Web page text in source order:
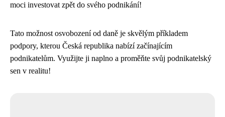
moci investovat zpět do svého podnikání!
Tato možnost osvobození od daně je skvělým příkladem
podpory, kterou Česká republika nabízí začínajícím
podnikatelům. Využijte ji naplno a proměňte svůj podnikatelský
sen v realitu!